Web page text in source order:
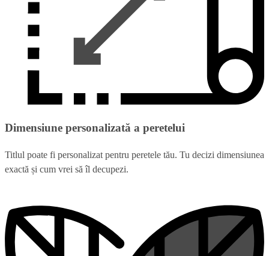
Dimensiune personalizată a peretelui
Titlul poate fi personalizat pentru peretele tău. Tu decizi dimensiunea
exactă și cum vrei să îl decupezi.